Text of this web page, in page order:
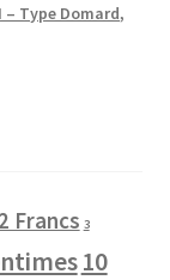
Type Domard,
2 Francs 3
10